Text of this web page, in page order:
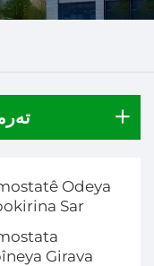
Odeya
Sar
Girava